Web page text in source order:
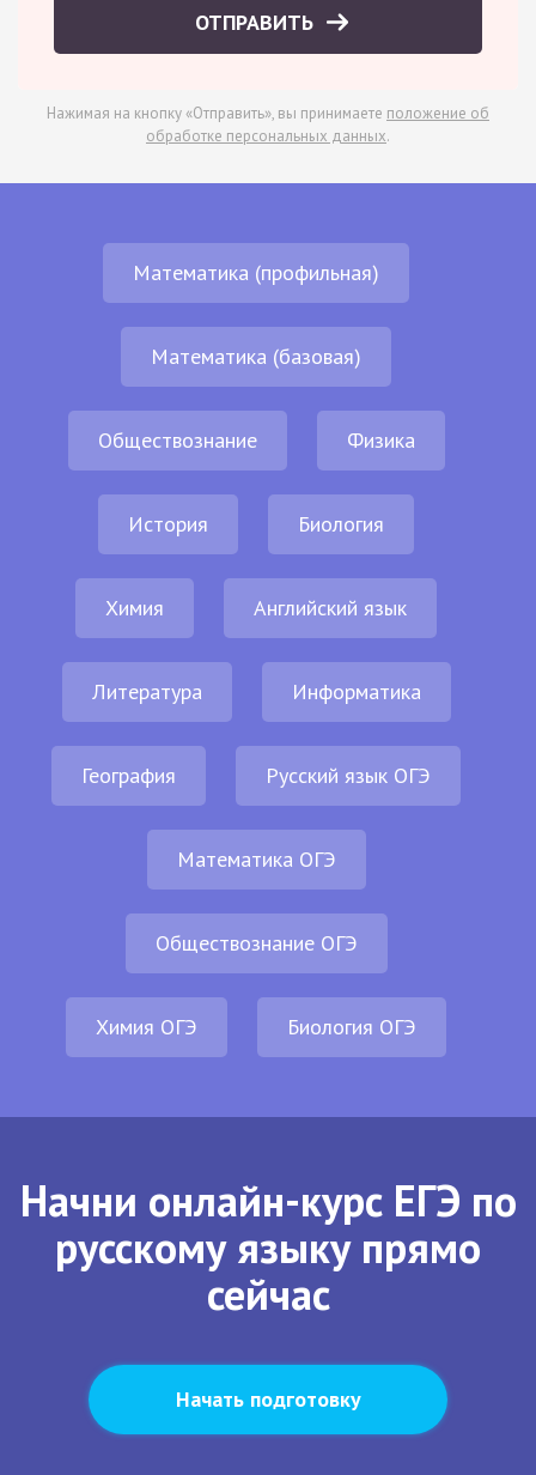
ОТПРАВИТЬ
Нажимая на кнопку «Отправить», вы принимаете положение об
обработке персональных данных.
Математика (профильная)
Математика (базовая)
Обществознание Физика
История Биология
Химия Английский язык
Литература Информатика
География Русский язык ОГЭ
Математика ОГЭ
Обществознание ОГЭ
Химия ОГЭ Биология ОГЭ
Начни онлайн-курс ЕГЭ по
русскому языку прямо
сейчас
Начать подготовку